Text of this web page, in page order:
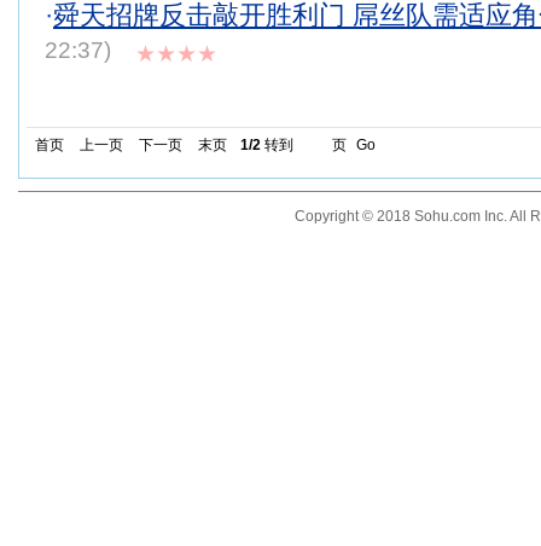
·舜天招牌反击敲开胜利门 屌丝队需适应
22:37)
★★★★
首页 上一页 下一页 末页 1/2 转到 页 Go
Copyright © 2018 Sohu.com Inc. All